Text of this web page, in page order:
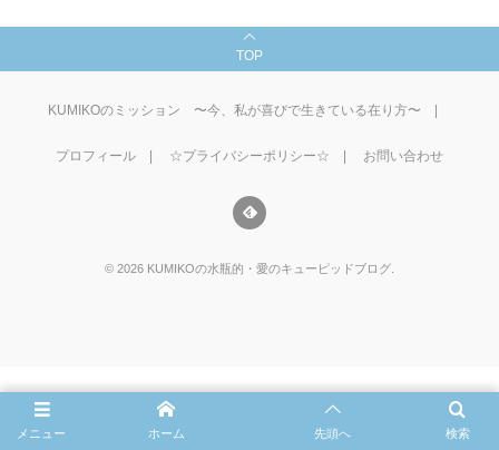
TOP
KUMIKOのミッション 〜今、私が喜びで生きている在り方〜
プロフィール ☆プライバシーポリシー☆ お問い合わせ
© 2026 KUMIKOの水瓶的・愛のキューピッドブログ
メニュー 検索
ホーム 先頭へ